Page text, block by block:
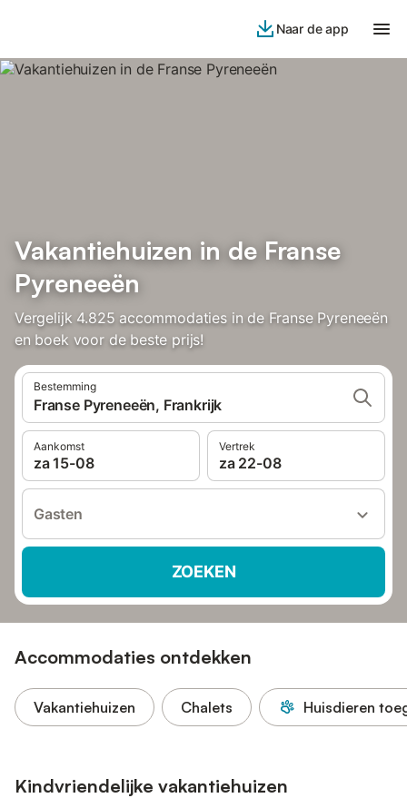
Naar de app
Vakantiehuizen in de Franse
Pyreneeën
Vergelijk 4.825 accommodaties in de Franse Pyreneeën
en boek voor de beste prijs!
Bestemming
Franse Pyreneeën, Frankrijk
Aankomst
za 15-08
Vertrek
za 22-08
Gasten
ZOEKEN
Accommodaties ontdekken
Vakantiehuizen Chalets Huisdieren
Kindvriendelijke vakantiehuizen